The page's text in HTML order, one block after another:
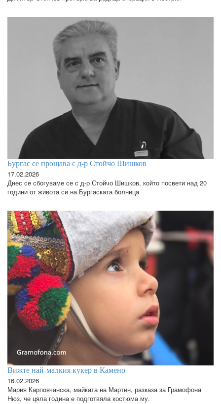
Бургас се прощава с д-р Стойчо Шишков
17.02.2026
Днес се сбогуваме се с д-р Стойчо Шишков, който посвети над 20
години от живота си на Бургаската болница
Вижте най-малкия кукер в Камено
16.02.2026
Мария Карпoвчанска, майката на Мартин, разказа за Грамофона
Нюз, че цяла година е подготвяла костюма му.